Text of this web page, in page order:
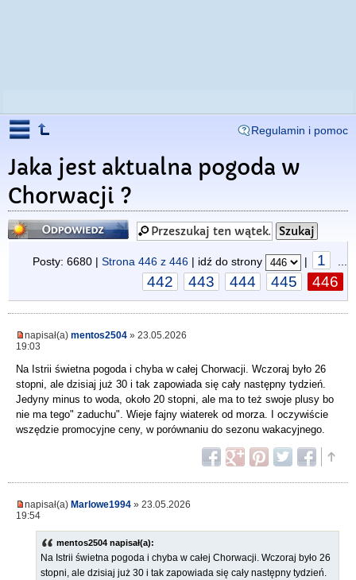
Regulamin i pomoc
Jaka jest aktualna pogoda w
Chorwacji ?
Odpowiedz
Posty: 6680 | Strona 446 z 446 | idź do strony | 1
442 443 444 445 446
napisał(a) mentos2504 » 23.05.2026
19:03
Na Istrii świetna pogoda i chyba w całej Chorwacji. Wczoraj było 26
stopni, ale dzisiaj już 30 i tak zapowiada się cały następny tydzień.
Jedyny minus to woda, około 20 stopni, ale ma to też swoje plusy bo
nie ma tego" zaduchu". Wieje fajny wiaterek od morza. I oczywiście
wszędzie promocyjne ceny, w porównaniu do sezonu wakacyjnego.
napisał(a) Marlowe1994 » 23.05.2026
19:54
mentos2504 napisał(a):
Na Istrii świetna pogoda i chyba w całej Chorwacji. Wczoraj było 26
stopni, ale dzisiaj już 30 i tak zapowiada się cały następny tydzień.